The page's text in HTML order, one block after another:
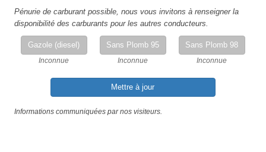
Pénurie de carburant possible, nous vous invitons à renseigner la
disponibilité des carburants pour les autres conducteurs.
Gazole (diesel)
Inconnue
Sans Plomb 95
Inconnue
Sans Plomb 98
Inconnue
Mettre à jour
Informations communiquées par nos visiteurs.